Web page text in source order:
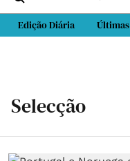
Edição Diária Últimas
Selecção